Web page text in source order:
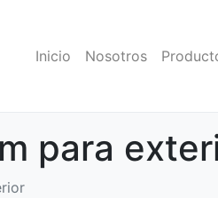
Inicio Nosotros
para